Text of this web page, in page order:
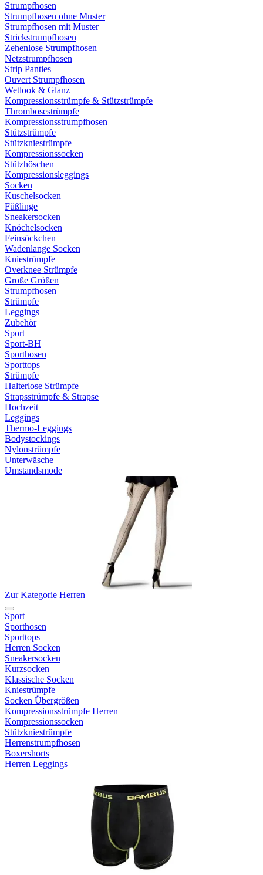
Strumpfhosen
Strumpfhosen ohne Muster
Strumpfhosen mit Muster
Strickstrumpfhosen
Zehenlose Strumpfhosen
Netzstrumpfhosen
Strip Panties
Ouvert Strumpfhosen
Wetlook & Glanz
Kompressionsstrümpfe & Stützstrümpfe
Thrombosestrümpfe
Kompressionsstrumpfhosen
Stützstrümpfe
Stützkniestrümpfe
Kompressionssocken
Stützhöschen
Kompressionsleggings
Socken
Kuschelsocken
Füßlinge
Sneakersocken
Knöchelsocken
Feinsöckchen
Wadenlange Socken
Kniestrümpfe
Overknee Strümpfe
Große Größen
Strumpfhosen
Strümpfe
Leggings
Zubehör
Sport
Sport-BH
Sporthosen
Sporttops
Strümpfe
Halterlose Strümpfe
Strapsstrümpfe & Strapse
Hochzeit
Leggings
Thermo-Leggings
Bodystockings
Nylonstrümpfe
Unterwäsche
Umstandsmode
Zur Kategorie Herren
Sport
Sporthosen
Sporttops
Herren Socken
Sneakersocken
Kurzsocken
Klassische Socken
Kniestrümpfe
Socken Übergrößen
Kompressionsstrümpfe Herren
Kompressionssocken
Stützkniestrümpfe
Herrenstrumpfhosen
Boxershorts
Herren Leggings